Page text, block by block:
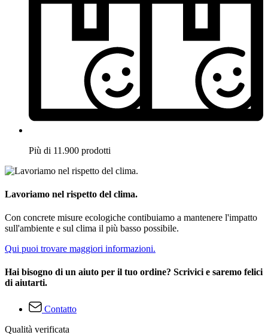
Più di 11.900 prodotti
Lavoriamo nel rispetto del clima.
Con concrete misure ecologiche contibuiamo a mantenere l'impatto
sull'ambiente e sul clima il più basso possibile.
Qui puoi trovare maggiori informazioni.
Hai bisogno di un aiuto per il tuo ordine? Scrivici e saremo felici
di aiutarti.
Contatto
Qualità verificata